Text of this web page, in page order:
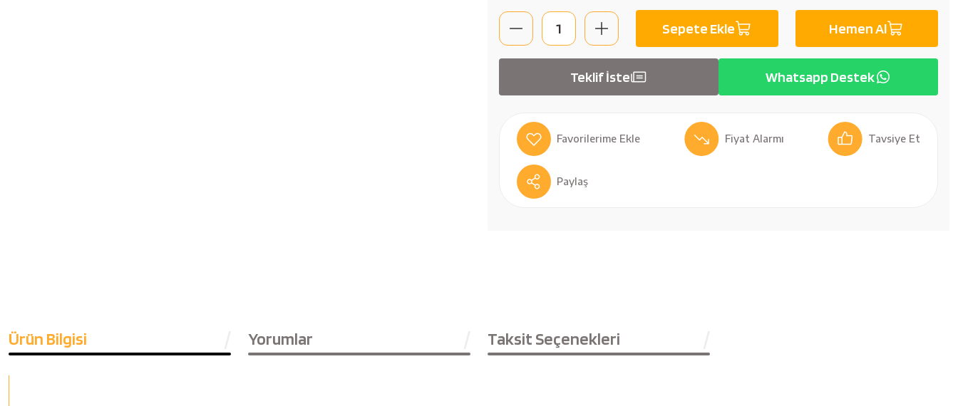
Sepete Ekle Hemen Al
Teklif İste Whatsapp Destek
Fiyat Alarmı Tavsiye Et
Paylaş
Ürün Bilgisi Yorumlar Taksit Seçenekleri